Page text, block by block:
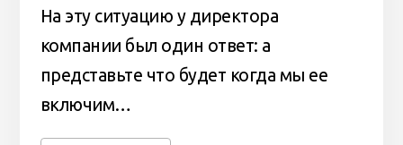
На эту ситуацию у директора
компании был один ответ: а
представьте что будет когда мы ее
включим…